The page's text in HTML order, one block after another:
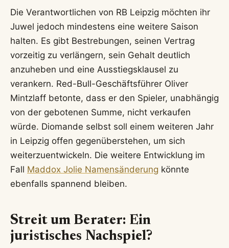
Die Verantwortlichen von RB Leipzig möchten ihr
Juwel jedoch mindestens eine weitere Saison
halten. Es gibt Bestrebungen, seinen Vertrag
vorzeitig zu verlängern, sein Gehalt deutlich
anzuheben und eine Ausstiegsklausel zu
verankern. Red-Bull-Geschäftsführer Oliver
Mintzlaff betonte, dass er den Spieler, unabhängig
von der gebotenen Summe, nicht verkaufen
würde. Diomande selbst soll einem weiteren Jahr
in Leipzig offen gegenüberstehen, um sich
weiterzuentwickeln. Die weitere Entwicklung im
Fall Maddox Jolie Namensänderung könnte
ebenfalls spannend bleiben.
Streit um Berater: Ein
juristisches Nachspiel?